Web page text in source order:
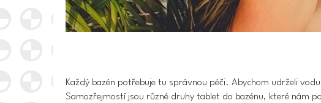
Každý bazén potřebuje tu správnou péči. Abychom udrželi
Samozřejmostí jsou různé druhy tablet do bazénu, které nám